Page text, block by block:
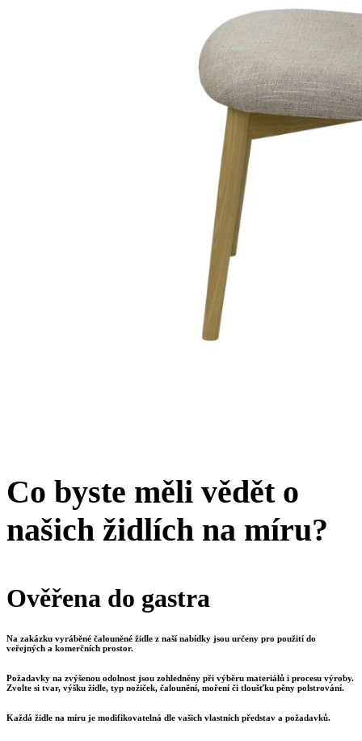
Co byste měli vědět o
našich židlích na míru?
Ověřena do gastra
Na zakázku vyráběné čalouněné židle z naší nabídky jsou určeny pro použití do
veřejných a komerčních prostor.
Požadavky na zvýšenou odolnost jsou zohledněny při výběru materiálů i procesu výroby.
Zvolte si tvar, výšku židle, typ nožiček, čalounění, moření či tloušťku pěny polstrování.
Každá židle na míru je modifikovatelná dle vašich vlastních představ a požadavků.